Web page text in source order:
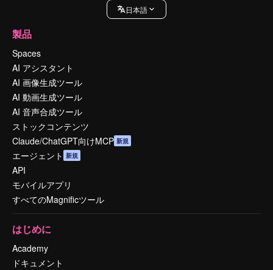
日本語
製品
Spaces
AI アシスタント
AI 画像生成ツール
AI 動画生成ツール
AI 音声合成ツール
ストックコンテンツ
Claude/ChatGPT向けMCP 新規
エージェント 新規
API
モバイルアプリ
すべてのMagnificツール
はじめに
Academy
ドキュメント